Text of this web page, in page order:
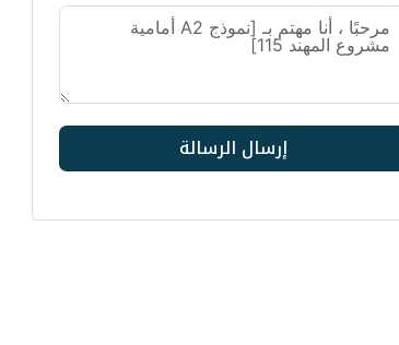
إرسال الرسالة